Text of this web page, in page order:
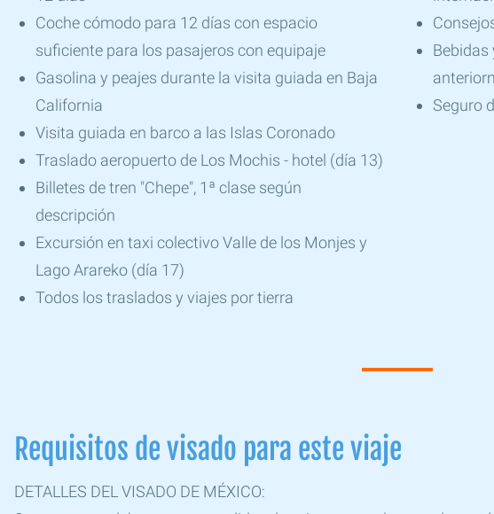
Coche cómodo para 12 días con espacio
suficiente para los pasajeros con equipaje
Gasolina y peajes durante la visita guiada en Baja
California
Visita guiada en barco a las Islas Coronado
Traslado aeropuerto de Los Mochis - hotel (día 13)
Billetes de tren "Chepe", 1ª clase según
descripción
Excursión en taxi colectivo Valle de los Monjes y
Lago Arareko (día 17)
Todos los traslados y viajes por tierra
Seguro
Requisitos de visado para este viaje
DETALLES DEL VISADO DE MÉXICO: